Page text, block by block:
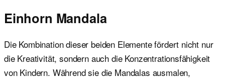
Einhorn Mandala
Die Kombination dieser beiden Elemente fördert nicht nur
die Kreativität, sondern auch die Konzentrationsfähigkeit
von Kindern. Während sie die Mandalas ausmalen,